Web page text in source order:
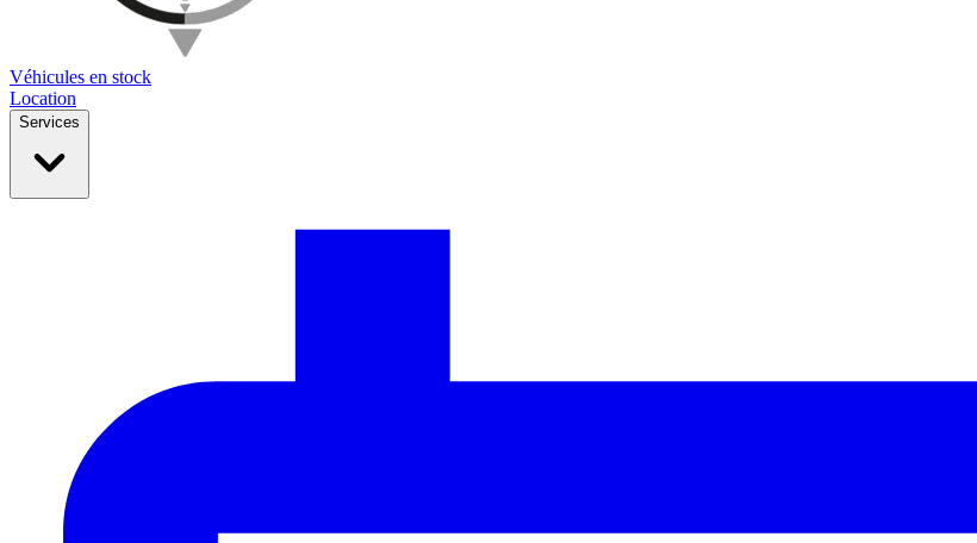
Véhicules en stock
Location
Services